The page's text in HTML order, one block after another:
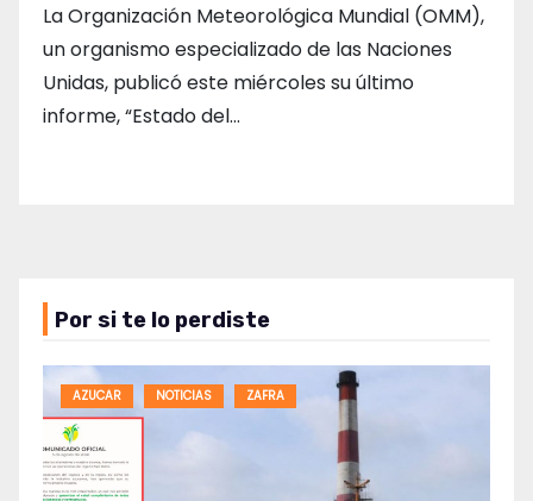
La Organización Meteorológica Mundial (OMM),
un organismo especializado de las Naciones
Unidas, publicó este miércoles su último
informe, “Estado del…
Por si te lo perdiste
AZUCAR NOTICIAS ZAFRA